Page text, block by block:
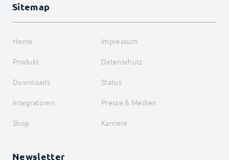
Sitemap
Home
Impressum
Produkt
Datenschutz
Downloads
Status
Integratoren
Presse & Medien
Shop
Karriere
Newsletter